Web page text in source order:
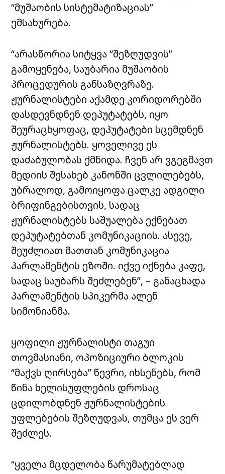
“მუშაობის სისტემატიზაციას”
ემსახურება.
“არასწორია სიტყვა “შეზღუდვის”
გამოყენება, საუბარია მუშაობის
პროცედურის განსაზღვრაზე.
ჟურნალისტები აქამდე კორიდორებში
დასდევნდნენ დეპუტატებს, იყო
შეურაცხყოფაც, დეპუტატები სცემდნენ
ჟურნალისტებს. ყოველივე ეს
დაძაბულობას ქმნიდა. ჩვენ არ ვგეგმავთ
მედიის შესახებ კანონში ცვლილებებს,
უბრალოდ, გამოიყოფა ცალკე ადგილი
ბრიფინგებისთვის, სადაც
ჟურნალისტებს საშუალება ექნებათ
დეპუტატებთან კომუნიკაციის. ასევე,
შეუძლიათ მათთან კომუნიკაცია
პარლამენტის ეზოში. იქვე იქნება კაფე,
სადაც საუბარს შეძლებენ”, – განაცხადა
პარლამენტის სპიკერმა ალენ
სიმონიანმა.
ყოფილი ჟურნალისტი თაგუი
თოვმასიანი, ოპოზიციური ბლოკის
“მაქვს ღირსება” წევრი, იხსენებს, რომ
წინა ხელისუფლების დროსაც
ცდილობდნენ ჟურნალისტების
უფლებების შეზღუდვას, თუმცა ეს ვერ
შეძლეს.
“ყველა მცდელობა წარუმატებლად